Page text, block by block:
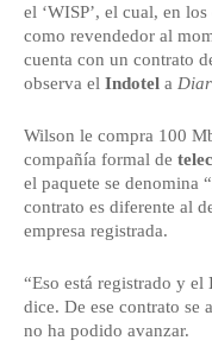
el ‘WISP’, el cual, en
como revendedor al
cuenta con un contrato
observa el Indotel a
Wilson le compra 100
compañía formal de
el paquete se denomina
contrato es diferente al
empresa registrada.
“Eso está registrado y el
dice. De ese contrato se
no ha podido avanzar.